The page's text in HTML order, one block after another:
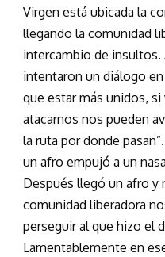
Virgen está ubicada la
llegando la comunidad
intercambio de insultos.
intentaron un diálogo
que estar más unidos,
atacarnos nos pueden
la ruta por donde
un afro empujó a un
Después llegó un afro y
comunidad liberadora
perseguir al que hizo el
Lamentablemente en